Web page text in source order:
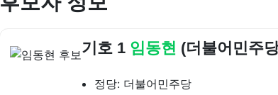
기호 1 임동현 (더불어민주
정당: 더불어민주당